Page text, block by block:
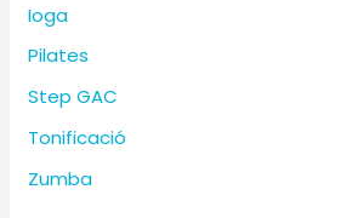
Ioga
Pilates
Step GAC
Tonificació
Zumba